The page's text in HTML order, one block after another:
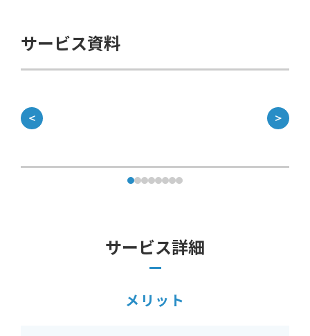
サービス資料
＜ ＞
サービス詳細
メリット